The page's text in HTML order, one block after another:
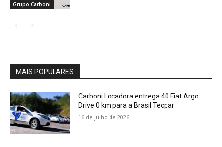
Grupo Carboni
MAIS POPULARES
Carboni Locadora entrega 40 Fiat Argo
Drive 0 km para a Brasil Tecpar
16 de julho de 2026